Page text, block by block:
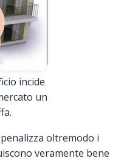
incide
un
oltremodo i
veramente bene